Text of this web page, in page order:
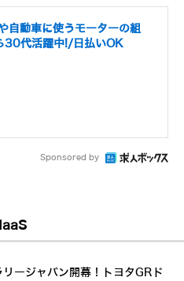
自動車に使うモーターの組
30代活躍中!/日払いOK
Sponsored by
リージャパン開幕！トヨタGRド